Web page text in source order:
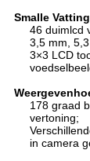
Smalle
46 duimlcd
3,5 mm,
3×3 LCD
178 graad
vertoning;
in camera